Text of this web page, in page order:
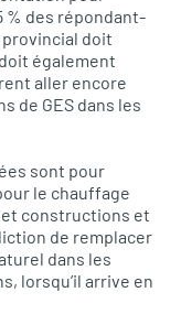
% des répondant-
provincial doit
également
aller encore
de GES dans les
sont pour
le chauffage
constructions et
de remplacer
dans les
lorsqu’il arrive en